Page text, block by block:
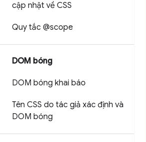
cập nhật về CSS
Quy tắc @scope
DOM bóng
DOM bóng khai báo
Tên CSS do tác giả xác định và
DOM bóng